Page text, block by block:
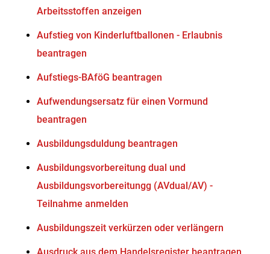
Arbeitsstoffen anzeigen
Aufstieg von Kinderluftballonen - Erlaubnis
beantragen
Aufstiegs-BAföG beantragen
Aufwendungsersatz für einen Vormund
beantragen
Ausbildungsduldung beantragen
Ausbildungsvorbereitung dual und
Ausbildungsvorbereitungg (AVdual/AV) -
Teilnahme anmelden
Ausbildungszeit verkürzen oder verlängern